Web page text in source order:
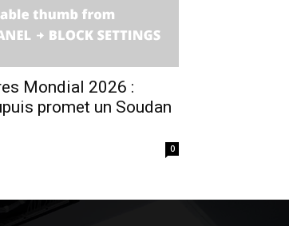
Mondial 2026 :
promet un Soudan
0